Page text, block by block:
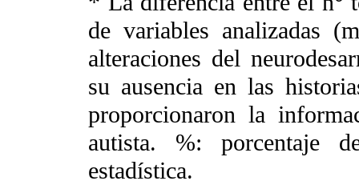
de variables analizadas
alteraciones del
su ausencia en las
proporcionaron la
autista. %: porcentaje
estadística.